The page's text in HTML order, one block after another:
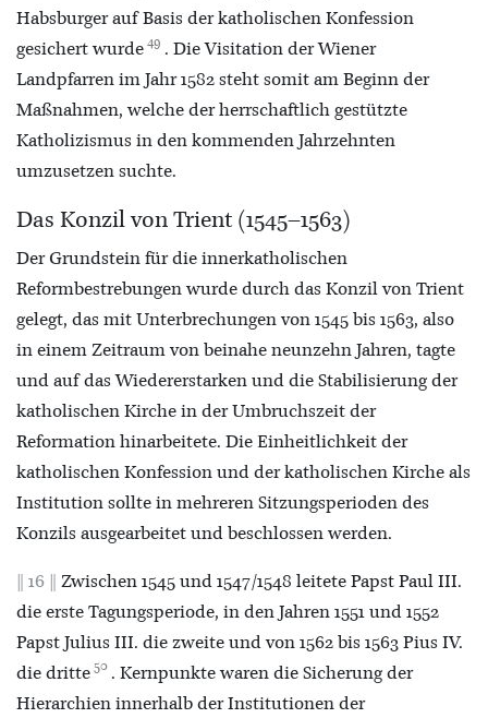
Habsburger auf Basis der katholischen Konfession
gesichert wurde 49 . Die Visitation der Wiener
Landpfarren im Jahr 1582 steht somit am Beginn der
Maßnahmen, welche der herrschaftlich gestützte
Katholizismus in den kommenden Jahrzehnten
umzusetzen suchte.
Das Konzil von Trient (1545–1563)
Der Grundstein für die innerkatholischen
Reformbestrebungen wurde durch das Konzil von Trient
gelegt, das mit Unterbrechungen von 1545 bis 1563, also
in einem Zeitraum von beinahe neunzehn Jahren, tagte
und auf das Wiedererstarken und die Stabilisierung der
katholischen Kirche in der Umbruchszeit der
Reformation hinarbeitete. Die Einheitlichkeit der
katholischen Konfession und der katholischen Kirche als
Institution sollte in mehreren Sitzungsperioden des
Konzils ausgearbeitet und beschlossen werden.
16
Zwischen 1545 und 1547/1548 leitete Papst Paul III.
die erste Tagungsperiode, in den Jahren 1551 und 1552
Papst Julius III. die zweite und von 1562 bis 1563 Pius IV.
die dritte 50 . Kernpunkte waren die Sicherung der
Hierarchien innerhalb der Institutionen der